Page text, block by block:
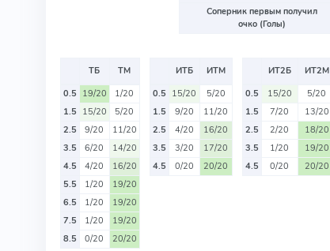
Соперник первым получил
очко (Голы)
ТБ
ТМ
0.5 19/20
1/20
1.5 15/20
5/20
2.5
9/20
11/20
3.5
6/20
14/20
4.5
4/20
16/20
5.5
1/20
19/20
6.5
1/20
19/20
7.5
1/20
19/20
8.5
0/20 20/20
ИТБ
ИТМ
0.5 15/20
5/20
1.5
9/20
11/20
2.5
4/20
16/20
3.5
3/20
17/20
4.5
0/20 20/20
ИТ2Б
ИТ2М
0.5
15/20
5/20
1.5
7/20
13/20
2.5
2/20
18/20
3.5
1/20
19/20
4.5
0/20 20/20